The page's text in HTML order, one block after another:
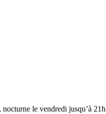
le vendredi jusqu’à 21h